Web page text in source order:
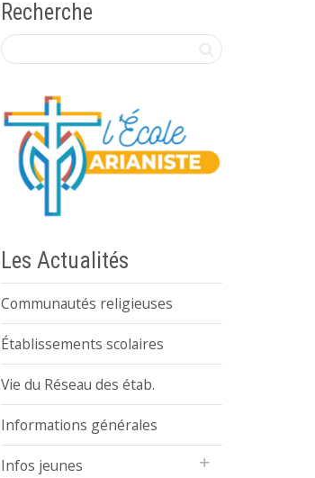
Recherche
Les Actualités
Communautés religieuses
Établissements scolaires
Vie du Réseau des étab.
Informations générales
Infos jeunes